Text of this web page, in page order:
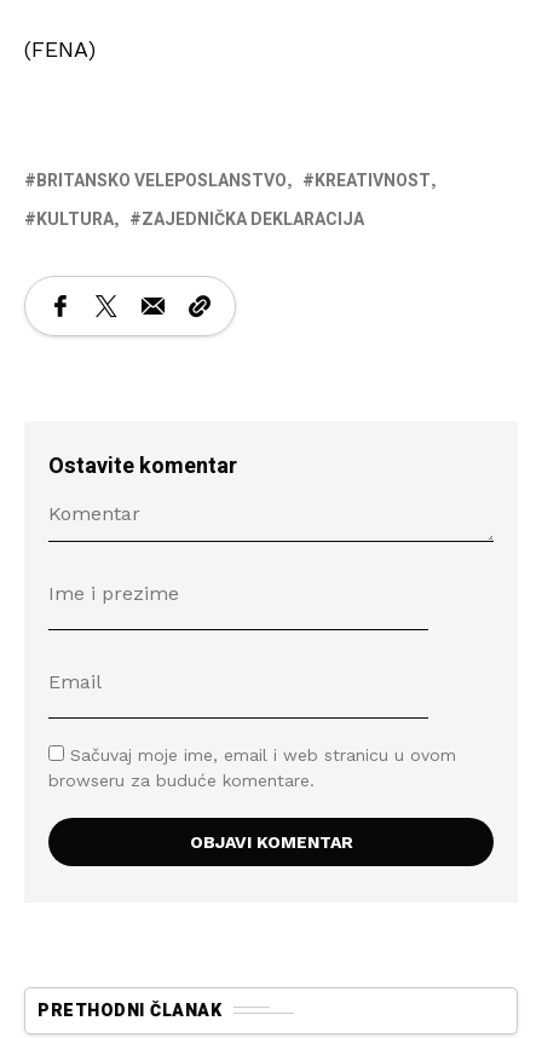
(FENA)
BRITANSKO VELEPOSLANSTVO
KREATIVNOST
KULTURA
ZAJEDNIČKA DEKLARACIJA
Ostavite komentar
Sačuvaj moje ime, email i web stranicu u ovom
browseru za buduće komentare.
PRETHODNI ČLANAK